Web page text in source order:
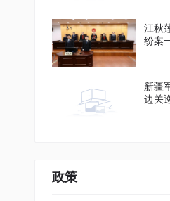
江秋
纷案
新疆
边关
政策